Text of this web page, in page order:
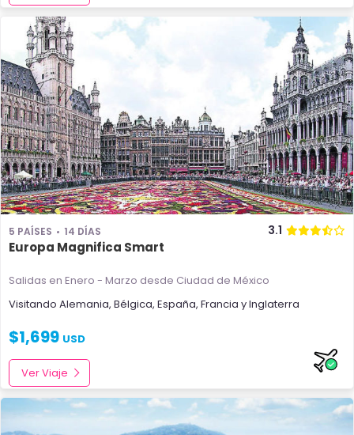
5 PAÍSES 14 DÍAS 3.1
Europa Magnifica Smart
Salidas en Enero - Marzo desde Ciudad de México
Visitando Alemania, Bélgica, España, Francia yInglaterra
$1,699 USD
Ver Viaje